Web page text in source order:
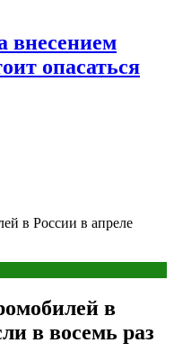
внесением
опасаться
в России в апреле
в
в восемь раз